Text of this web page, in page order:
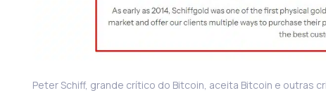
Peter Schiff, grande crítico do Bitcoin, aceita Bitcoin e outras